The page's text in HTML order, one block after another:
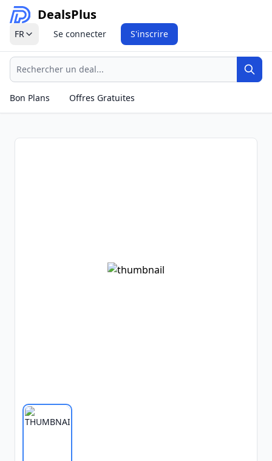
DealsPlus
FR Se connecter S'inscrire
Recherche
Bon Plans
Offres Gratuites